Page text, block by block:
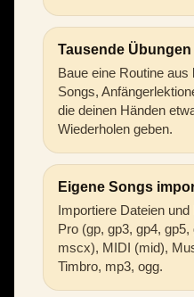
Tausende
Baue eine Routine
Songs,
die deinen Händen
Wiederholen geben.
Eigene Songs
Importiere Dateien
Pro (gp, gp3, gp4,
mscx), MIDI (mid),
Timbro, mp3, ogg.